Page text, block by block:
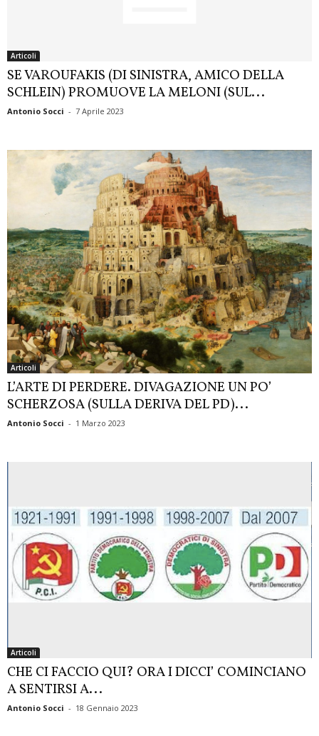
Articoli
SE VAROUFAKIS (DI SINISTRA, AMICO DELLA
SCHLEIN) PROMUOVE LA MELONI (SUL...
Antonio Socci - 7 Aprile 2023
Articoli
L’ARTE DI PERDERE. DIVAGAZIONE UN PO’
SCHERZOSA (SULLA DERIVA DEL PD)...
Antonio Socci - 1 Marzo 2023
Articoli
CHE CI FACCIO QUI? ORA I DICCI’ COMINCIANO
A SENTIRSI A...
Antonio Socci - 18 Gennaio 2023